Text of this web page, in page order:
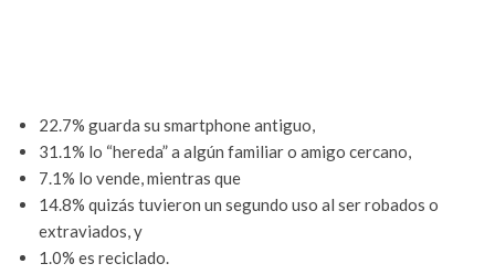
22.7% guarda su smartphone antiguo,
31.1% lo “hereda” a algún familiar o amigo cercano,
7.1% lo vende, mientras que
14.8% quizás tuvieron un segundo uso al ser robados o
extraviados, y
1.0% es reciclado.